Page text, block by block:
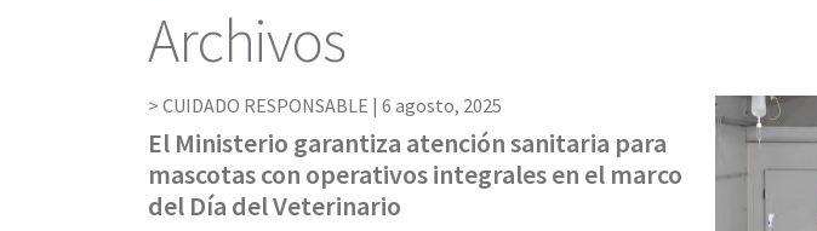
Archivos
CUIDADO RESPONSABLE | 6 agosto, 2025
El Ministerio garantiza atención sanitaria para
mascotas con operativos integrales en el marco
del Día del Veterinario